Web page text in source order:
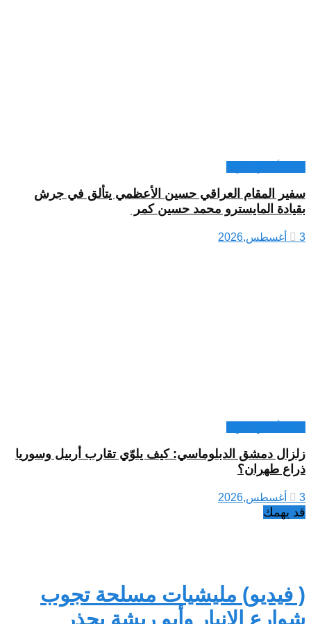
سفير المقام العراقي حسين الأعظمي يتألق في جرش
بقيادة المايسترو محمد حسين كمر
3 أغسطس,2026
زلزال دمشق الدبلوماسي: كيف يلوّي تقارب أربيل وسوريا
ذراع طهران؟
3 أغسطس,2026
قد يهمك
( فيديو) مليشيات مسلحة تجوب
شوارع الانبار وأبو ريشة يحذر